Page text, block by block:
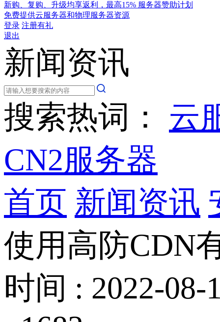
新购、复购、升级均享返利，最高15% 服务器赞助计划
免费提供云服务器和物理服务器资源
登录 注册有礼
退出
新闻资讯
搜索热词： 云
CN2服务器
首页 新闻资讯
使用高防CDN
时间 : 2022-08-